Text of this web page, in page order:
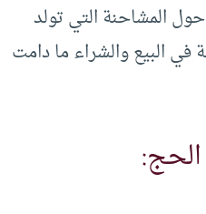
المشاحنة التي تولد
البيع والشراء ما دامت